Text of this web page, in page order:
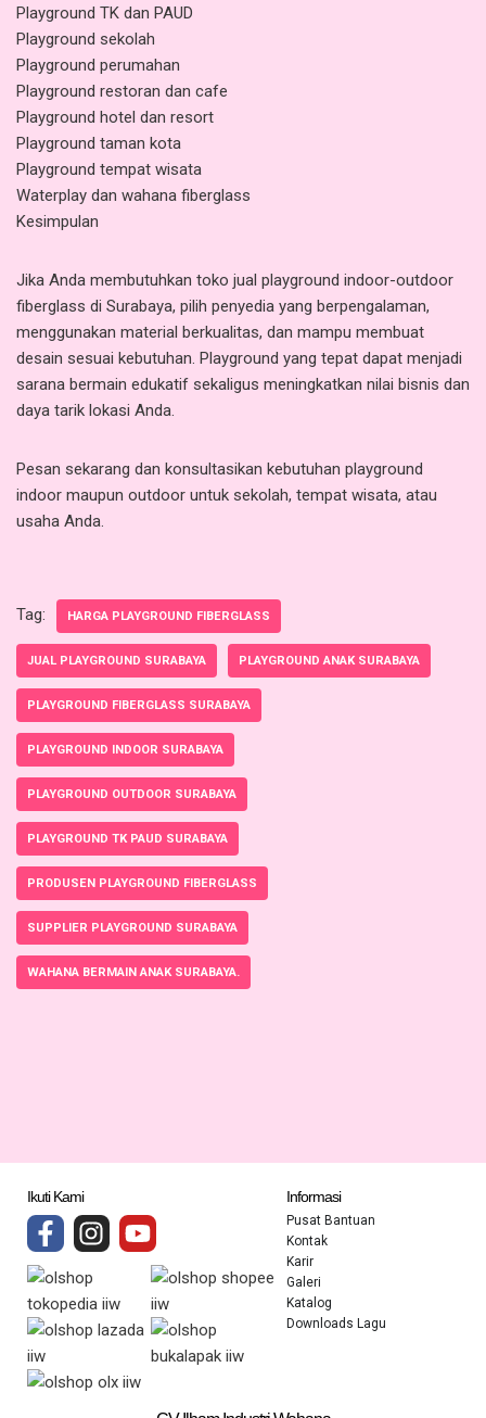
Playground TK dan PAUD
Playground sekolah
Playground perumahan
Playground restoran dan cafe
Playground hotel dan resort
Playground taman kota
Playground tempat wisata
Waterplay dan wahana fiberglass
Kesimpulan
Jika Anda membutuhkan toko jual playground indoor-outdoor
fiberglass di Surabaya, pilih penyedia yang berpengalaman,
menggunakan material berkualitas, dan mampu membuat
desain sesuai kebutuhan. Playground yang tepat dapat menjadi
sarana bermain edukatif sekaligus meningkatkan nilai bisnis dan
daya tarik lokasi Anda.
Pesan sekarang dan konsultasikan kebutuhan playground
indoor maupun outdoor untuk sekolah, tempat wisata, atau
usaha Anda.
Tag: HARGA PLAYGROUND FIBERGLASS
JUAL PLAYGROUND SURABAYA PLAYGROUND ANAK SURABAYA
PLAYGROUND FIBERGLASS SURABAYA
PLAYGROUND INDOOR SURABAYA
PLAYGROUND OUTDOOR SURABAYA
PLAYGROUND TK PAUD SURABAYA
PRODUSEN PLAYGROUND FIBERGLASS
SUPPLIER PLAYGROUND SURABAYA
WAHANA BERMAIN ANAK SURABAYA.
Informasi
Pusat Bantuan
Kontak
Karir
Galeri
Katalog
Downloads Lagu
Ikuti Kami